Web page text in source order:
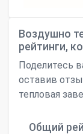
Воздушно
рейтинги,
Поделитесь
оставив
тепловая
Общий